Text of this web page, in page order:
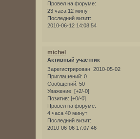
Провел на форуме:
23 часа 12 минут
Последний визит:
2010-06-12 14:08:54
michel
Активный участник
Зарегистрирован: 2010-05-02
Приглашений: 0
Сообщений: 50
Уважение: [+2/-0]
Позитив: [+0/-0]
Провел на форуме:
4 часа 40 минут
Последний визит:
2010-06-06 17:07:46